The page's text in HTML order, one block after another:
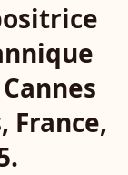
France,